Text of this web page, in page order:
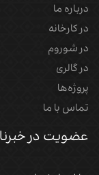
درباره ما
در کارخانه
در شوروم
در گالری
پروژه‌‌ها
تماس با ما
عضویت در